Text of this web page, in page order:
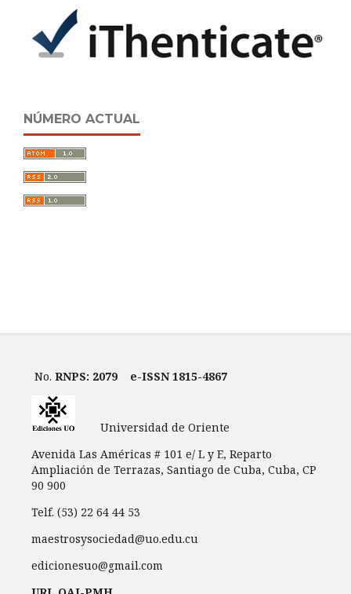
NÚMERO ACTUAL
No. RNPS: 2079 e-ISSN 1815-4867
Universidad de Oriente
Avenida Las Américas # 101 e/ L y E, Reparto
Ampliación de Terrazas, Santiago de Cuba, Cuba, CP
90 900
Telf. (53) 22 64 44 53
maestrosysociedad@uo.edu.cu
edicionesuo@gmail.com